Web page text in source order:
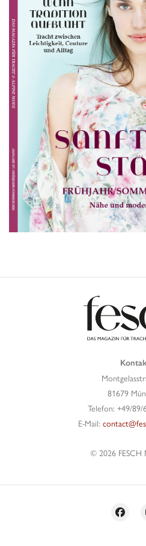
81679
Telefon: +49/89/
E-Mail:
© 2026